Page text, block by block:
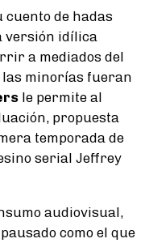
cuento de hadas
versión idílica
a mediados del
las minorías fueran
le permite al
propuesta
temporada de
serial Jeffrey
audiovisual,
como el que